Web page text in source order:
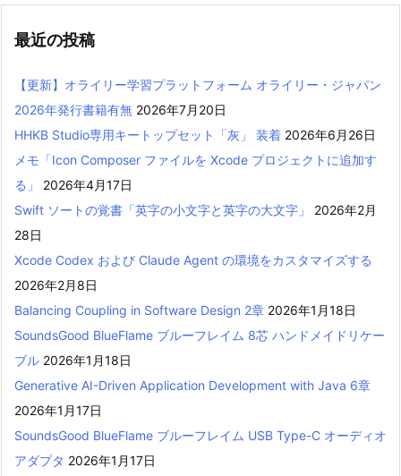
最近の投稿
【更新】オライリー学習プラットフォーム オライリー・ジャパン
2026年発行書籍有無 2026年7月20日
HHKB Studio専用キートップセット「灰」 装着 2026年6月26日
メモ「Icon Composer ファイルを Xcode プロジェクトに追加す
る」
2026年4月17日
Swift ソートの覚書「英字の小文字と英字の大文字」
2026年2月
28日
Xcode Codex および Claude Agent の環境をカスタマイズする
2026年2月8日
Balancing Coupling in Software Design 2章 2026年1月18日
SoundsGood BlueFlame ブルーフレイム 8芯 ハンドメイドリケー
ブル 2026年1月18日
Generative AI-Driven Application Development with Java 6章
2026年1月17日
SoundsGood BlueFlame ブルーフレイム USB Type-C オーディオ
アダプタ 2026年1月17日